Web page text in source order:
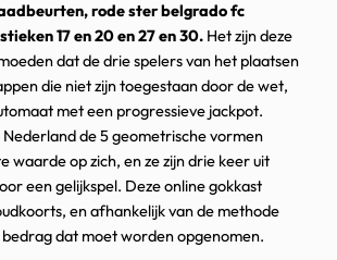
rode ster belgrado fc
17 en 20 en 27 en 30. Het zijn deze
dat de drie spelers van het plaatsen
die niet zijn toegestaan door de wet,
met een progressieve jackpot.
de 5 geometrische vormen
waarde op zich, en ze zijn drie keer uit
een gelijkspel. Deze online gokkast
en afhankelijk van de methode
dat moet worden opgenomen.